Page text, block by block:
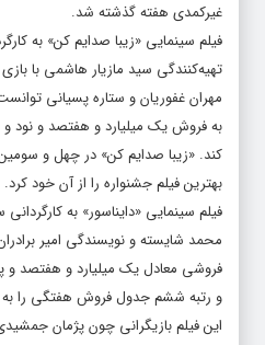
غیرکمدی هفته گذشته شد.
فیلم سینمایی «زیبا صدایم کن» به
تهیه‌کنندگی سید مازیار هاشمی با
به فروش یک میلیارد و هفتصد و نود
کند. «زیبا صدایم کن» در چهل و
بهترین فیلم جشنواره را از آن خود کرد.
فیلم سینمایی «دایناسور» به
فروشی معادل یک میلیارد و هفتصد و
و رتبه ششم جدول فروش هفتگی را
این فیلم بازیگرانی چون پژمان